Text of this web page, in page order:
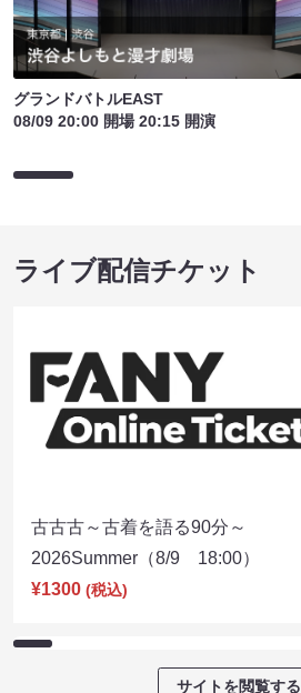
グランドバトルEAST
08/09 20:00 開場 20:15 開演
ライブ配信チケット
古古古～古着を語る90分～
2026Summer（8/9 18:00）
¥1300 (税込)
サイトを閲覧する